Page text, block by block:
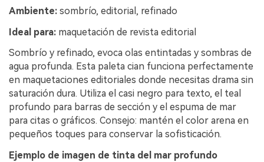
Ambiente: sombrío, editorial, refinado
Ideal para: maquetación de revista editorial
Sombrío y refinado, evoca olas entintadas y sombras de
agua profunda. Esta paleta cian funciona perfectamente
en maquetaciones editoriales donde necesitas drama sin
saturación dura. Utiliza el casi negro para texto, el teal
profundo para barras de sección y el espuma de mar
para citas o gráficos. Consejo: mantén el color arena en
pequeños toques para conservar la sofisticación.
Ejemplo de imagen de tinta del mar profundo